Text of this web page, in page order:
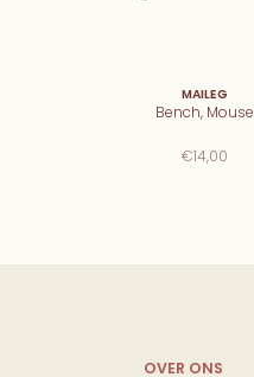
MAILEG
Bench, Mouse
€14,00